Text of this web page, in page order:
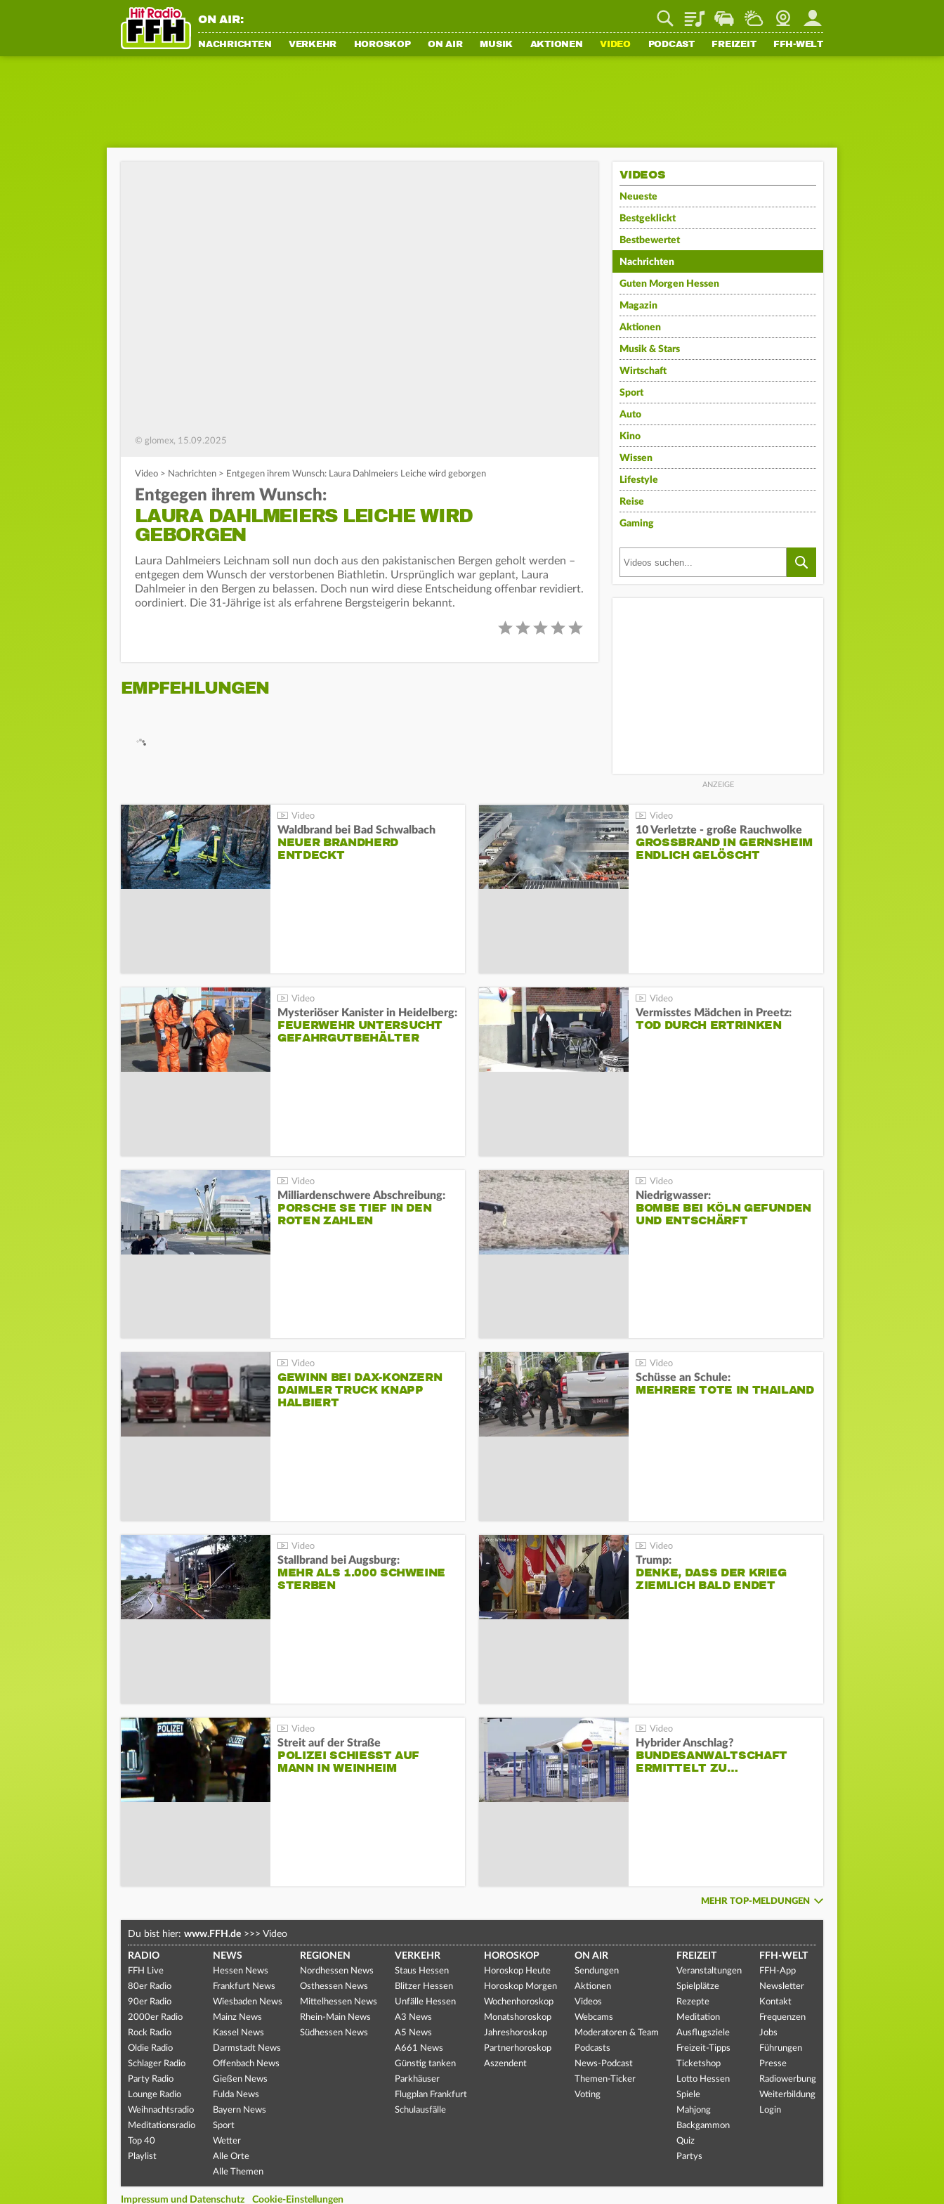
ON AIR: PlaylistStaupilotWetterWebcamMein FFH
NACHRICHTEN VERKEHR HOROSKOP ON AIR MUSIK AKTIONEN VIDEO PODCAST FREIZEIT FFH-WELT
© glomex, 15.09.2025
Video > Nachrichten > Entgegen ihrem Wunsch: Laura Dahlmeiers Leiche wird geborgen
Entgegen ihrem Wunsch:
LAURA DAHLMEIERS LEICHE WIRD
GEBORGEN
Laura Dahlmeiers Leichnam soll nun doch aus den pakistanischen Bergen geholt werden –
entgegen dem Wunsch der verstorbenen Biathletin. Ursprünglich war geplant, Laura
Dahlmeier in den Bergen zu belassen. Doch nun wird diese Entscheidung offenbar revidiert.
oordiniert. Die 31-Jährige ist als erfahrene Bergsteigerin bekannt.
EMPFEHLUNGEN
VIDEOS
Neueste
Bestgeklickt
Bestbewertet
Nachrichten
Guten Morgen Hessen
Magazin
Aktionen
Musik & Stars
Wirtschaft
Sport
Auto
Kino
Wissen
Lifestyle
Reise
Gaming
Waldbrand bei Bad Schwalbach
NEUER BRANDHERD
ENTDECKT
10 Verletzte - große Rauchwolke
GROSSBRAND IN GERNSHEIM E
NDLICH GELÖSCHT
Mysteriöser Kanister in Heidelberg:
FEUERWEHR UNTERSUCHT
GEFAHRGUTBEHÄLTER
Vermisstes Mädchen in Preetz:
TOD DURCH ERTRINKEN
Milliardenschwere Abschreibung:
PORSCHE SE TIEF IN DEN
ROTEN ZAHLEN
Niedrigwasser:
BOMBE BEI KÖLN GEFUNDEN
UND ENTSCHÄRFT
GEWINN BEI DAX-KONZERN
DAIMLER TRUCK KNAPP
HALBIERT
Schüsse an Schule:
MEHRERE TOTE IN THAILAND
Stallbrand bei Augsburg:
MEHR ALS 1.000 SCHWEINE
STERBEN
Trump:
DENKE, DASS DER KRIEG
ZIEMLICH BALD ENDET
Streit auf der Straße
POLIZEI SCHIESST AUF M
ANN IN WEINHEIM
Hybrider Anschlag?
BUNDESANWALTSCHAFT
ERMITTELT ZU…
MEHR TOP-MELDUNGEN
Du bist hier: www.FFH.de >>> Video
RADIO
FFH Live
80er Radio
90er Radio
2000er Radio
Rock Radio
Oldie Radio
Schlager Radio
Party Radio
Lounge Radio
Weihnachtsradio
Meditationsradio
Top 40
Playlist
NEWS
Hessen News
Frankfurt News
Wiesbaden News
Mainz News
Kassel News
Darmstadt News
Offenbach News
Gießen News
Fulda News
Bayern News
Sport
Wetter
Alle Orte
Alle Themen
REGIONEN
Nordhessen News
Osthessen News
Mittelhessen News
Rhein-Main News
Südhessen News
VERKEHR
Staus Hessen
Blitzer Hessen
Unfälle Hessen
A3 News
A5 News
A661 News
Günstig tanken
Parkhäuser
Flugplan Frankfurt
Schulausfälle
HOROSKOP
Horoskop Heute
Horoskop Morgen
Wochenhoroskop
Monatshoroskop
Jahreshoroskop
Partnerhoroskop
Aszendent
ON AIR
Sendungen
Aktionen
Videos
Webcams
Moderatoren & Team
Podcasts
News-Podcast
Themen-Ticker
Voting
FREIZEIT
Veranstaltungen
Spielplätze
Rezepte
Meditation
Ausflugsziele
Freizeit-Tipps
Ticketshop
Lotto Hessen
Spiele
Mahjong
Backgammon
Quiz
Partys
FFH-WELT
FFH-App
Newsletter
Kontakt
Frequenzen
Jobs
Führungen
Presse
Radiowerbung
Weiterbildung
Login
Impressum und Datenschutz Cookie-Einstellungen